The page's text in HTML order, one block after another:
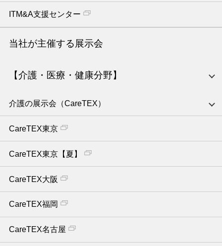
ITM&A支援センター
当社が主催する展示会
【介護・医療・健康分野】
介護の展示会（CareTEX）
CareTEX東京
CareTEX東京【夏】
CareTEX大阪
CareTEX福岡
CareTEX名古屋